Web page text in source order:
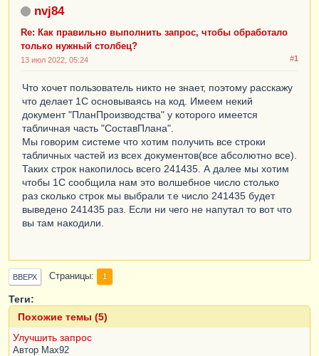
nvj84
Re: Как правильно выполнить запрос, чтобы обработало
только нужный столбец?
#1
13 июл 2022, 05:24
Что хочет пользователь никто не знает, поэтому расскажу
что делает 1С основываясь на код. Имеем некий
документ "ПланПроизводства" у которого имеется
табличная часть "СоставПлана".
Мы говорим системе что хотим получить все строки
табличных частей из всех документов(все абсолютно все).
Таких строк накопилось всего 241435. А далее мы хотим
чтобы 1С сообщила нам это волшебное число столько
раз сколько строк мы выбрали т.е число 241435 будет
выведено 241435 раз. Если ни чего не напутал то вот что
вы там накодили.
ВВЕРХ Страницы 1
Теги:
Похожие темы (5)
Улучшить запрос
Автор Max92